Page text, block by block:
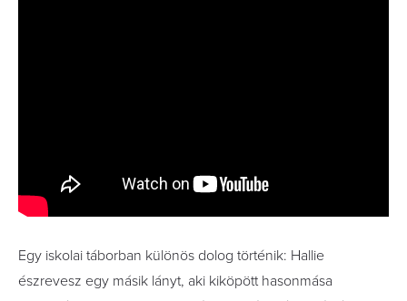
Egy iskolai táborban különös dolog történik: Hallie
észrevesz egy másik lányt, aki kiköpött hasonmása